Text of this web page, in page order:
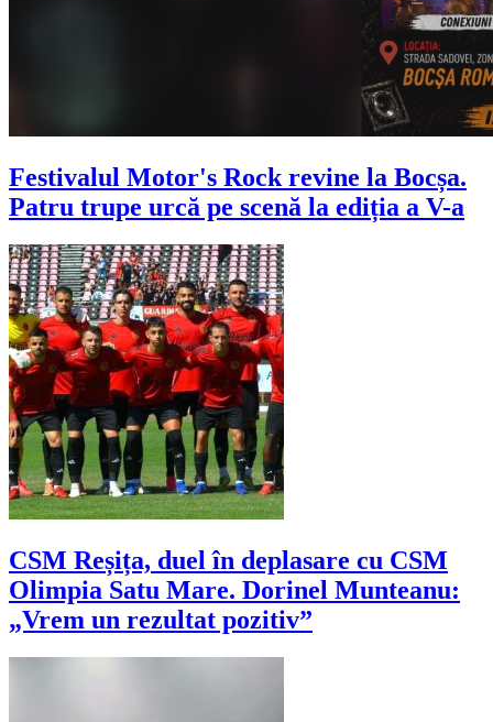
Festivalul Motor's Rock revine la Bocșa.
Patru trupe urcă pe scenă la ediția a V-a
CSM Reșița, duel în deplasare cu CSM
Olimpia Satu Mare. Dorinel Munteanu:
„Vrem un rezultat pozitiv”